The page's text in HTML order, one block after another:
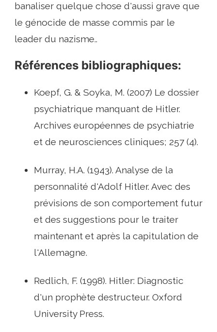
banaliser quelque chose d'aussi grave que
le génocide de masse commis par le
leader du nazisme..
Références bibliographiques:
Koepf, G. & Soyka, M. (2007) Le dossier
psychiatrique manquant de Hitler.
Archives européennes de psychiatrie
et de neurosciences cliniques; 257 (4).
Murray, H.A. (1943). Analyse de la
personnalité d'Adolf Hitler. Avec des
prévisions de son comportement futur
et des suggestions pour le traiter
maintenant et après la capitulation de
l'Allemagne.
Redlich, F. (1998). Hitler: Diagnostic
d'un prophète destructeur. Oxford
University Press.